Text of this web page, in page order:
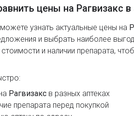
цены на Рагвизакс в
узнать актуальные цены на
и выбрать наиболее
и наличии препарата,
Рагвизакс в разных аптеках
препарата перед покупкой